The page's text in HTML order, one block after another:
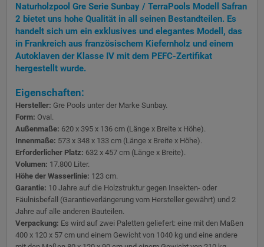
Naturholzpool Gre Serie Sunbay / TerraPools Modell Safran
2 bietet uns hohe Qualität in all seinen Bestandteilen. Es
handelt sich um ein exklusives und elegantes Modell, das
in Frankreich aus französischem Kiefernholz und einem
Autoklaven der Klasse IV mit dem PEFC-Zertifikat
hergestellt wurde.
Eigenschaften:
Hersteller: Gre Pools unter der Marke Sunbay.
Form: Oval.
Außenmaße: 620 x 395 x 136 cm (Länge x Breite x Höhe).
Innenmaße: 573 x 348 x 133 cm (Länge x Breite x Höhe).
Erforderlicher Platz: 632 x 457 cm (Länge x Breite).
Volumen: 17.800 Liter.
Höhe der Wasserlinie: 123 cm.
Garantie: 10 Jahre auf die Holzstruktur gegen Insekten- oder
Fäulnisbefall (Garantieverlängerung vom Hersteller gewährt) und 2
Jahre auf alle anderen Bauteilen.
Verpackung: Es wird auf zwei Paletten geliefert: eine mit den Maßen
400 x 120 x 57 cm und einem Gewicht von 1040 kg und eine andere